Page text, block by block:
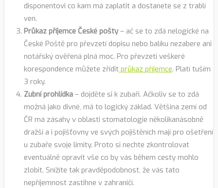
disponentovi co kam má zaplatit a dostanete se z trablí
ven.
Průkaz příjemce České pošty– ač se to zdá nelogické na
České Poště pro převzetí dopisu nebo balíku nezabere ani
notářský ověřená plná moc. Pro převzetí veškeré
korespondence můžete zřídit průkaz příjemce. Platí tuším
3 roky.
Zubní prohlídka – dojděte si k zubaři. Ačkoliv se to zdá
možná jako divné, má to logický základ. Většina zemí od
ČR má zásahy v oblasti stomatologie několikanásobně
dražší a i pojišťovny ve svých pojištěních mají pro ošetření
u zubaře svoje limity. Proto si nechte zkontrolovat
eventuálně opravit vše co by vás během cesty mohlo
zlobit. Snížíte tak pravděpodobnost, že vás tato
nepříjemnost zastihne v zahraničí.